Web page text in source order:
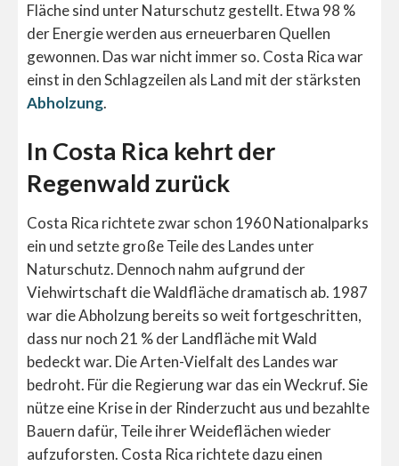
Fläche sind unter Naturschutz gestellt. Etwa 98 %
der Energie werden aus erneuerbaren Quellen
gewonnen. Das war nicht immer so. Costa Rica war
einst in den Schlagzeilen als Land mit der stärksten
Abholzung.
In Costa Rica kehrt der
Regenwald zurück
Costa Rica richtete zwar schon 1960 Nationalparks
ein und setzte große Teile des Landes unter
Naturschutz. Dennoch nahm aufgrund der
Viehwirtschaft die Waldfläche dramatisch ab. 1987
war die Abholzung bereits so weit fortgeschritten,
dass nur noch 21 % der Landfläche mit Wald
bedeckt war. Die Arten-Vielfalt des Landes war
bedroht. Für die Regierung war das ein Weckruf. Sie
nütze eine Krise in der Rinderzucht aus und bezahlte
Bauern dafür, Teile ihrer Weideflächen wieder
aufzuforsten. Costa Rica richtete dazu einen